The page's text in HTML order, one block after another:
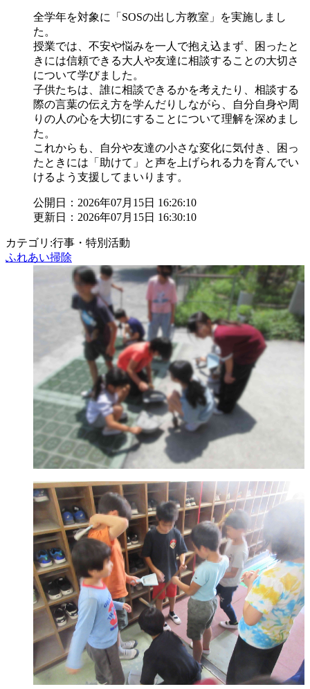
全学年を対象に「SOSの出し方教室」を実施しまし
た。
授業では、不安や悩みを一人で抱え込まず、困ったと
きには信頼できる大人や友達に相談することの大切さ
について学びました。
子供たちは、誰に相談できるかを考えたり、相談する
際の言葉の伝え方を学んだりしながら、自分自身や周
りの人の心を大切にすることについて理解を深めまし
た。
これからも、自分や友達の小さな変化に気付き、困っ
たときには「助けて」と声を上げられる力を育んでい
けるよう支援してまいります。
公開日：2026年07月15日 16:26:10
更新日：2026年07月15日 16:30:10
カテゴリ:行事・特別活動
ふれあい掃除